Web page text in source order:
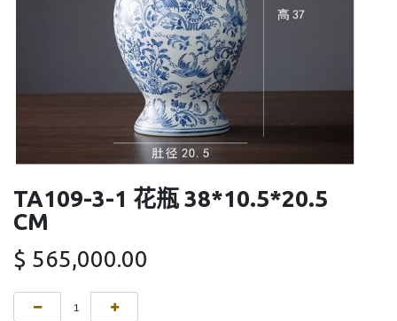
TA109-3-1 花瓶 38*10.5*20.5
CM
$ 565,000.00